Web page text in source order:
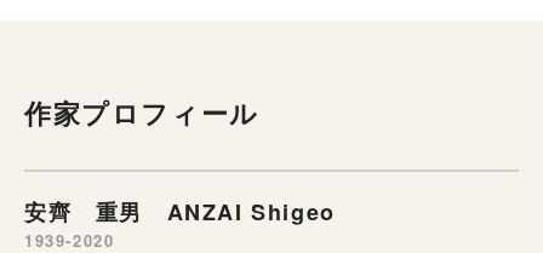
作家プロフィール
安齊 重男 ANZAI Shigeo
1939-2020